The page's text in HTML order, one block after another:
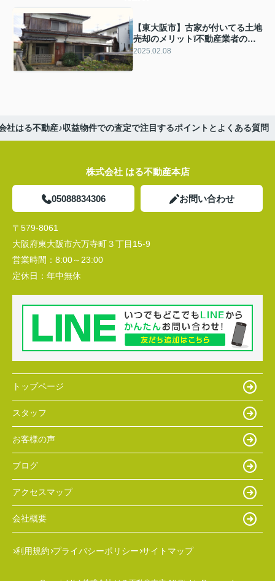
【東大阪市】古家が付いてる土地
売却のメリット❕不動産業者の選
び方とは❔
2025.02.08
社はる不動産♪収益物件での査定で注目するポイントとよくある質問
株式会社 はる不動産本店
05088834306 お問い合わせ
〒579-8061
大阪府東大阪市六万寺町３丁目15-9
営業時間： 8:00～23:00
定休日： 年中無休
トップページ
スタッフ
お客様の声
ブログ
アクセスマップ
会社概要
利用規約 プライバシーポリシー サイトマップ